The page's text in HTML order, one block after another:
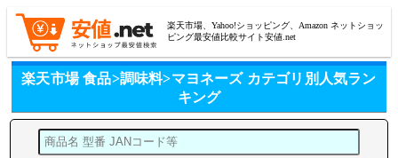
楽天市場、Yahoo!ショッピング、Amazon ネットショッ
ピング最安値比較サイト安値.net
楽天市場 食品>調味料>マヨネーズ カテゴリ別人気ラン
キング